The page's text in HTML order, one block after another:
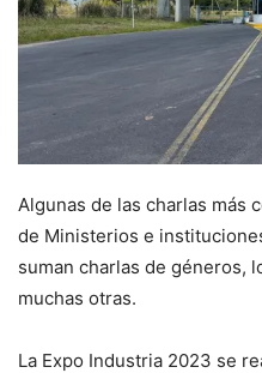
Algunas de las charlas más
de Ministerios e
suman charlas de géneros,
muchas otras.
La Expo Industria 2023 se